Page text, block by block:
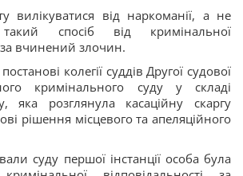
вилікуватися від наркоманії, а не
спосіб від кримінальної
за вчинений злочин.
колегії суддів Другої судової
кримінального суду у складі
яка розглянула касаційну скаргу
рішення місцевого та апеляційного
суду першої інстанції особа була